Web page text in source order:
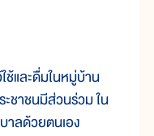
ช้และดื่มในหมู่บ้าน
ชาชนมีส่วนร่วม ใน
ลด้วยตนเอง